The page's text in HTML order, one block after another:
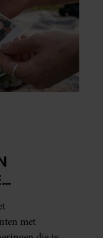
BINNEN
met